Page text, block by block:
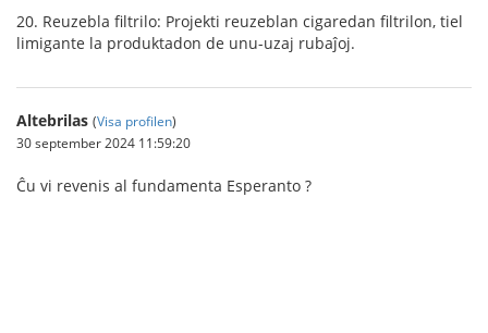
20. Reuzebla filtrilo: Projekti reuzeblan cigaredan filtrilon, tiel
limigante la produktadon de unu-uzaj rubaĵoj.
Altebrilas (Visa profilen)
30 september 2024 11:59:20
Ĉu vi revenis al fundamenta Esperanto ?